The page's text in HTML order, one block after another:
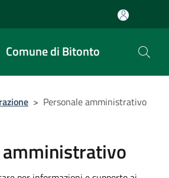
Comune di Bitonto
> Personale amministrativo
amministrativo